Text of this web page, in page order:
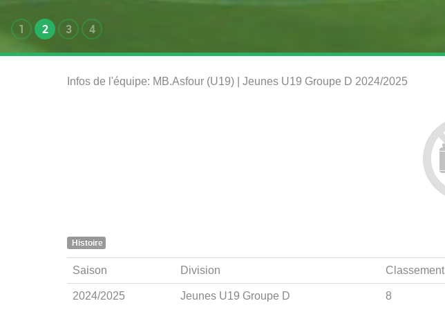
1 2 3 4
Infos de l'équipe: MB.Asfour (U19) | Jeunes U19 Groupe D 2024/2025
Histoire
Saison Division Classement
2024/2025 Jeunes U19 Groupe D 8